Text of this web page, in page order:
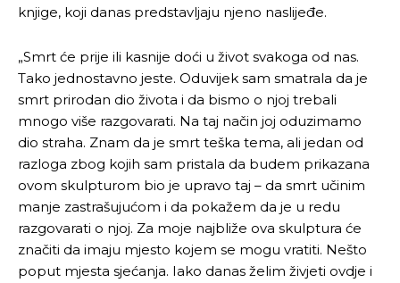
knjige, koji danas predstavljaju njeno naslijeđe.
„Smrt će prije ili kasnije doći u život svakoga od nas.
Tako jednostavno jeste. Oduvijek sam smatrala da je
smrt prirodan dio života i da bismo o njoj trebali
mnogo više razgovarati. Na taj način joj oduzimamo
dio straha. Znam da je smrt teška tema, ali jedan od
razloga zbog kojih sam pristala da budem prikazana
ovom skulpturom bio je upravo taj – da smrt učinim
manje zastrašujućom i da pokažem da je u redu
razgovarati o njoj. Za moje najbliže ova skulptura će
značiti da imaju mjesto kojem se mogu vratiti. Nešto
poput mjesta sjećanja. Iako danas želim živjeti ovdje i